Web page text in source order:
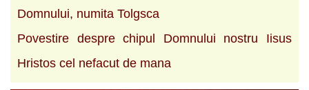
Domnului, numita Tolgsca
Povestire despre chipul Domnului nostru Iisus
Hristos cel nefacut de mana